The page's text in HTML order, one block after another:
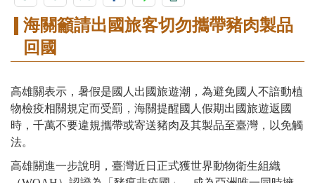
海關籲請出國旅客切勿攜帶豬肉製品
回國
高雄關表示，暑假是國人出國旅遊潮，為避免國人不諳動植
物檢疫相關規定而受罰，海關提醒國人假期出國旅遊返國
時，千萬不要違規攜帶或寄送豬肉及其製品至臺灣，以免觸
法。
高雄關進一步說明，臺灣近日正式獲世界動物衛生組織